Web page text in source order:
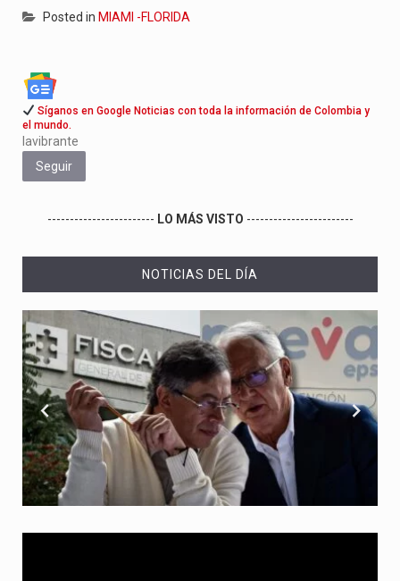
Posted in MIAMI -FLORIDA
Síganos en Google Noticias con toda la información de Colombia y
el mundo.
lavibrante
Seguir
------------------------ LO MÁS VISTO ------------------------
NOTICIAS DEL DÍA